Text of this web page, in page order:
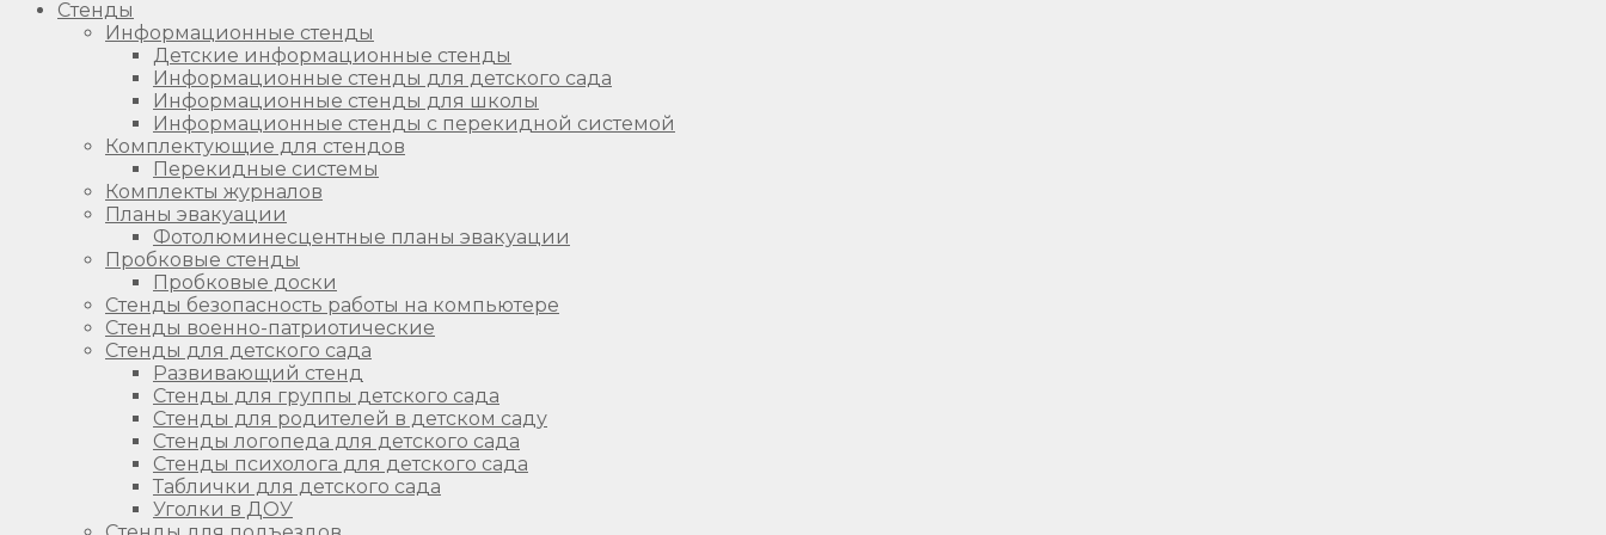
Стенды
Информационные стенды
Детские информационные стенды
Информационные стенды для детского сада
Информационные стенды для школы
Информационные стенды с перекидной системой
Комплектующие для стендов
Перекидные системы
Комплекты журналов
Планы эвакуации
Фотолюминесцентные планы эвакуации
Пробковые стенды
Пробковые доски
Стенды безопасность работы на компьютере
Стенды военно-патриотические
Стенды для детского сада
Развивающий стенд
Стенды для группы детского сада
Стенды для родителей в детском саду
Стенды логопеда для детского сада
Стенды психолога для детского сада
Таблички для детского сада
Уголки в ДОУ